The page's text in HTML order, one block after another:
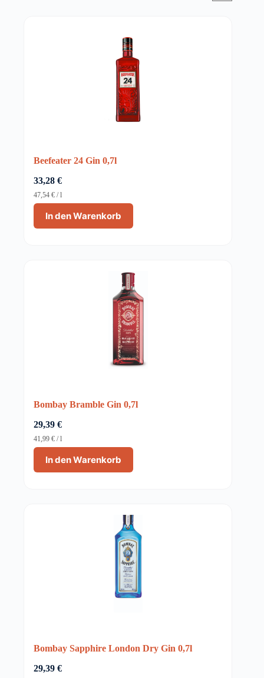
Beefeater 24 Gin 0,7l
33,28 €
In den Warenkorb
47,54 € /l
Bombay Bramble Gin 0,7l
29,39 €
In den Warenkorb
41,99 € /l
Bombay Sapphire London Dry Gin 0,7l
29,39 €